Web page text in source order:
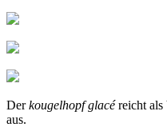
Derkougelhopf glacéreicht als
aus.